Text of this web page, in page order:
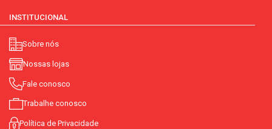
INSTITUCIONAL
Sobre nós
Nossas lojas
Fale conosco
Trabalhe conosco
Política de Privacidade